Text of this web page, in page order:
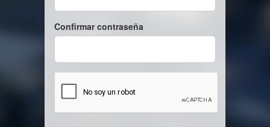
Confirmar contraseña